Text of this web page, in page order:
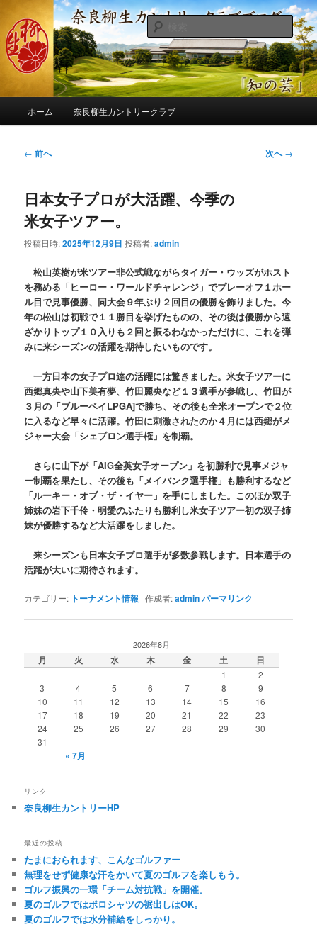
ン
コ
ン
へ
奈良柳生カントリークラブ総支配人
ブログ
季節の話題、クラブの出来事、コースの改修・更新作業、ゴルフに関する随
筆、喜怒哀楽などを気まぐれに発信します。
検
索
ホーム 奈良柳生カントリークラブ
投
ビ
ゲ
ー
シ
ン
← 前へ 次へ→
日本女子プロが大活躍、今季の
米女子ツアー。
投稿日時:2025年12月9日 投稿者:admin
松山英樹が米ツアー非公式戦ながらタイガー・ウッズがホスト
を務める「ヒーロー・ワールドチャレンジ」でプレーオフ１ホー
ル目で見事優勝、同大会９年ぶり２回目の優勝を飾りました。今
年の松山は初戦で１１勝目を挙げたものの、その後は優勝から遠
ざかりトップ１０入りも２回と振るわなかっただけに、これを弾
みに来シーズンの活躍を期待したいものです。
一方日本の女子プロ達の活躍には驚きました。米女子ツアーに
西郷真央や山下美有夢、竹田麗央など１３選手が参戦し、竹田が
３月の「ブルーベイLPGA]で勝ち、その後も全米オープンで２位
に入るなど早々に活躍。竹田に刺激されたのか４月には西郷がメ
ジャー大会「シェブロン選手権」を制覇。
さらに山下が「AIG全英女子オープン」を初勝利で見事メジャ
ー制覇を果たし、その後も「メイバンク選手権」も勝利するなど
「ルーキー・オブ・ザ・イヤー」を手にしました。このほか双子
姉妹の岩下千伶・明愛のふたりも勝利し米女子ツアー初の双子姉
妹が優勝するなど大活躍をしました。
来シーズンも日本女子プロ選手が多数参戦します。日本選手の
活躍が大いに期待されます。
カテゴリー: トーナメント情報 作成者:adminパーマリンク
2026年8月
月 火 水 木 金 土 日
1
2
3
4 5 6 7 8
9
10
11 12 13 14 15
16
17
18 19 20 21 22
23
24
25 26 27 28 29
30
31
« 7月
リンク
奈良柳生カントリーHP
最近の投稿
たまにおられます、こんなゴルファー
無理をせず健康な汗をかいて夏のゴルフを楽しもう。
ゴルフ振興の一環「チーム対抗戦」を開催。
夏のゴルフではポロシャツの裾出しはOK。
夏のゴルフでは水分補給をしっかり。